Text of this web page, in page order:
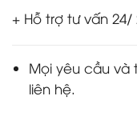
+ Hỗ trợ tư vấn 24/
Mọi yêu cầu và
liên hệ.